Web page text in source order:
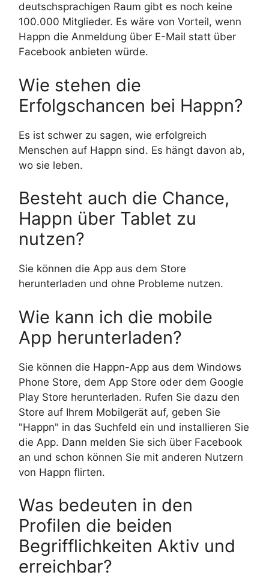
deutschsprachigen Raum gibt es noch keine
100.000 Mitglieder. Es wäre von Vorteil, wenn
Happn die Anmeldung über E-Mail statt über
Facebook anbieten würde.
Wie stehen die
Erfolgschancen bei Happn?
Es ist schwer zu sagen, wie erfolgreich
Menschen auf Happn sind. Es hängt davon ab,
wo sie leben.
Besteht auch die Chance,
Happn über Tablet zu
nutzen?
Sie können die App aus dem Store
herunterladen und ohne Probleme nutzen.
Wie kann ich die mobile
App herunterladen?
Sie können die Happn-App aus dem Windows
Phone Store, dem App Store oder dem Google
Play Store herunterladen. Rufen Sie dazu den
Store auf Ihrem Mobilgerät auf, geben Sie
"Happn" in das Suchfeld ein und installieren Sie
die App. Dann melden Sie sich über Facebook
an und schon können Sie mit anderen Nutzern
von Happn flirten.
Was bedeuten in den
Profilen die beiden
Begrifflichkeiten Aktiv und
erreichbar?